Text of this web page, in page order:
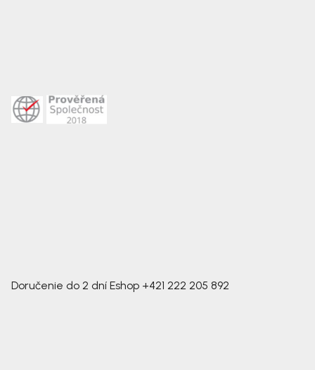
Doručenie do 2 dní Eshop +421 222 205 892